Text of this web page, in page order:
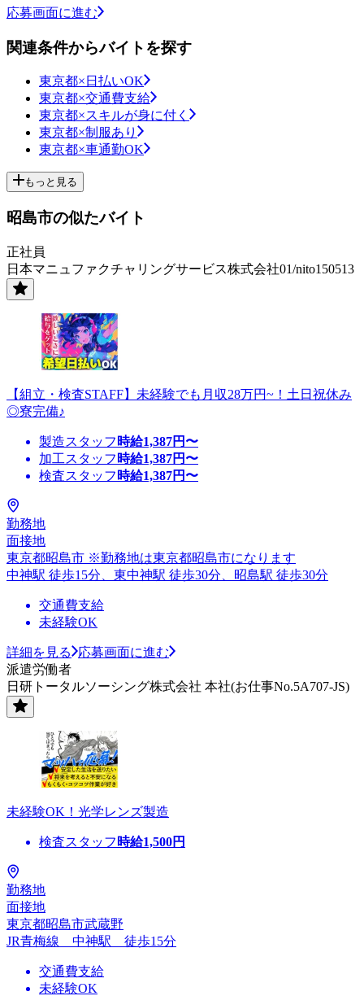
応募画面に進む
関連条件からバイトを探す
東京都×日払いOK
東京都×交通費支給
東京都×スキルが身に付く
東京都×制服あり
東京都×車通勤OK
もっと見る
昭島市の似たバイト
正社員
日本マニュファクチャリングサービス株式会社01/nito150513
【組立・検査STAFF】未経験でも月収28万円~！土日祝休み
◎寮完備♪
製造スタッフ 時給1,387円〜
加工スタッフ 時給1,387円〜
検査スタッフ 時給1,387円〜
勤務地
面接地
東京都昭島市 ※勤務地は東京都昭島市になります
中神駅 徒歩15分、東中神駅 徒歩30分、昭島駅 徒歩30分
交通費支給
未経験OK
詳細を見る
応募画面に進む
派遣労働者
日研トータルソーシング株式会社 本社(お仕事No.5A707-JS)
未経験OK！光学レンズ製造
検査スタッフ 時給1,500円
勤務地
面接地
東京都昭島市武蔵野
JR青梅線 中神駅 徒歩15分
交通費支給
未経験OK